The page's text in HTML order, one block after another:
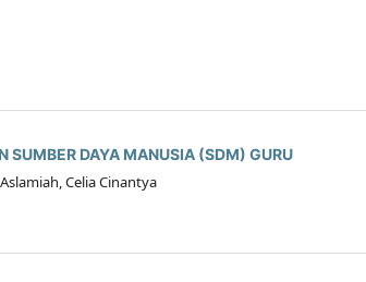
SUMBER DAYA MANUSIA (SDM) GURU
Celia Cinantya